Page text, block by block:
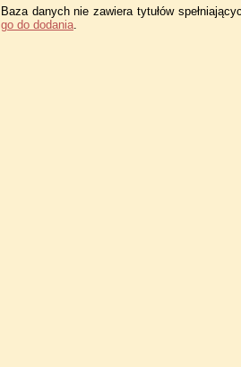
Baza danych nie zawiera tytułów
go do dodania.